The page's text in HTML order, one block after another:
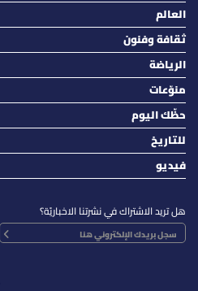
العالم
ثقافة وفنون
الرياضة
منوّعات
حظّك اليوم
للتاريخ
فيديو
هل تريد الاشتراك في نشرتنا الاخباريّة؟